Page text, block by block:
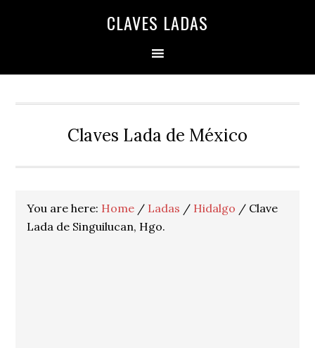
CLAVES LADAS
Claves Lada de México
You are here: Home / Ladas / Hidalgo / Clave
Lada de Singuilucan, Hgo.